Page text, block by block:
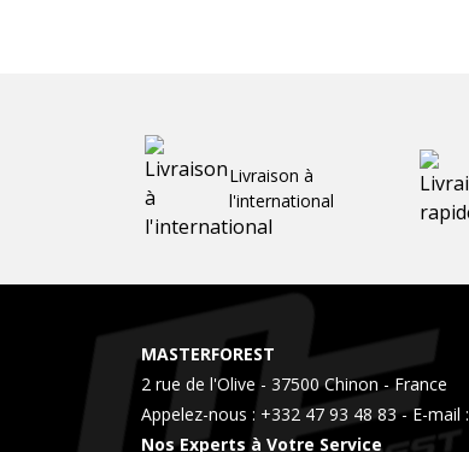
Livraison à
l'international
MASTERFOREST
2 rue de l'Olive - 37500 Chinon - France
Appelez-nous : +332 47 93 48 83- E-mail :
Nos Experts à Votre Service